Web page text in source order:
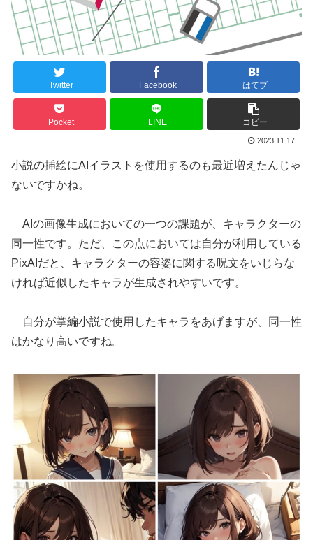
Twitter Facebook はてブ
Pocket LINE コピー
2023.11.17
小説の挿絵にAIイラストを使用するのも最近増えたんじゃ
ないですかね。
AIの画像生成においての一つの課題が、キャラクターの
同一性です。ただ、この点においては自分が利用している
PixAIだと、キャラクターの容姿に関する呪文をいじらな
ければ近似したキャラが生成されやすいです。
自分が掌編小説で使用したキャラをあげますが、同一性
はかなり高いですね。